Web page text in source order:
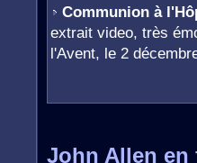
Communion à
extrait video, très
l'Avent, le 2
John Allen en